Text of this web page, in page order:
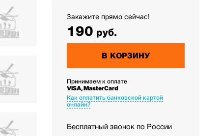
Закажите прямо сейчас!
190 руб.
В КОРЗИНУ
Принимаем к оплате
VISA, MasterCard
Как оплатить банковской картой
онлайн?
Бесплатный звонок по России